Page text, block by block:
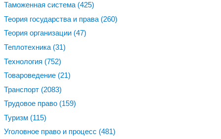
Таможенная система (425)
Теория государства и права (260)
Теория организации (47)
Теплотехника (31)
Технология (752)
Товароведение (21)
Транспорт (2083)
Трудовое право (159)
Туризм (115)
Уголовное право и процесс (481)